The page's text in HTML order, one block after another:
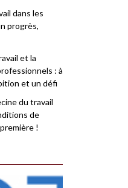
dans les
progrès,
et la
: à
et un défi
du travail
de
!